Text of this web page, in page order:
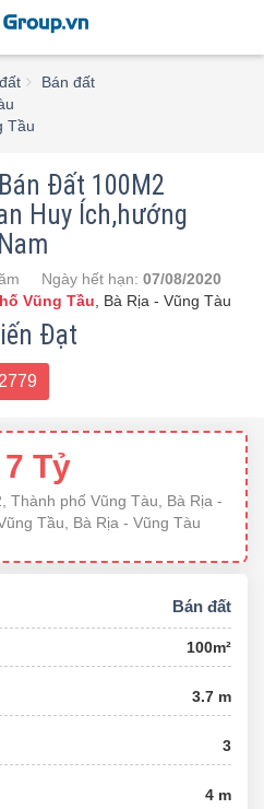
Bán đất
Tầu
Đất 100M2
Huy Ích,hướng
Ngày hết hạn: 07/08/2020
Vũng Tầu Bà Rịa - Vũng Tàu
Đạt
7 Tỷ
Thành phố Vũng Tàu, Bà Rịa -
Tầu, Bà Rịa - Vũng Tàu
Bán đất
100m²
3.7 m
3
4 m